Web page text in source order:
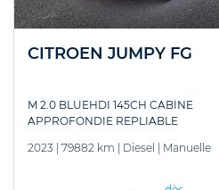
CITROEN JUMPY FG
M 2.0 BLUEHDI 145CH CABINE
APPROFONDIE REPLIABLE
2023
79882 km Diesel Manuelle